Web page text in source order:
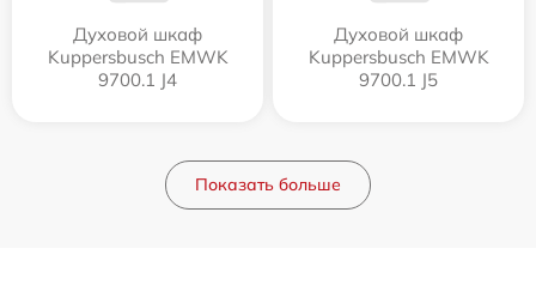
Духовой шкаф
Kuppersbusch EMWK
9700.1 J4
Духовой шкаф
Kuppersbusch EMWK
9700.1 J5
Показать больше